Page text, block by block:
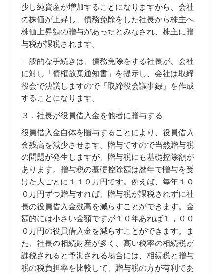
少し純資産が増加することになりますから、会社
の株価が上昇し、債務免除をした社長から株主へ
株価上昇額の贈与があったとみなされ、株主に贈
与税が課税されます。
一般的な手続きは、債務免除をする社長が、会社
に対し「債権放棄通知書」を提示し、会社は取締
役会で決議しますので「取締役会議事録」を作成
することになります。
３．社長が役員借入金を他者に贈与する
役員借入金自体を贈与することにより、役員借入
金残高を減少させます。贈与ですので当然贈与税
の問題が発生しますが、贈与税にも基礎控除額が
あります。贈与税の基礎控除額は暦年で贈与を受
けた人ごとに１１０万円です。例えば、毎年１０
０万円ずつ贈与すれば、贈与税が課税されずに社
長の役員借入金残高を減らすことができます。金
額的には小さい金額ですが１０年あれば１，００
０万円の役員借入金を減らすことができます。ま
た、社長の相続財産が多く、高い税率の相続税が
課税されると予測される場合には、相続税と贈与
税の税負担率を比較して、贈与税の方が有利であ